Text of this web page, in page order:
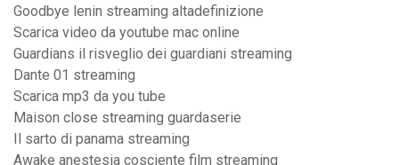
Goodbye lenin streaming altadefinizione
Scarica video da youtube mac online
Guardians il risveglio dei guardiani streaming
Dante 01 streaming
Scarica mp3 da you tube
Maison close streaming guardaserie
Il sarto di panama streaming
Awake anestesia cosciente film streaming